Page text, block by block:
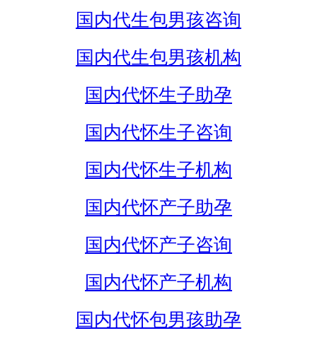
国内代生包男孩咨询
国内代生包男孩机构
国内代怀生子助孕
国内代怀生子咨询
国内代怀生子机构
国内代怀产子助孕
国内代怀产子咨询
国内代怀产子机构
国内代怀包男孩助孕